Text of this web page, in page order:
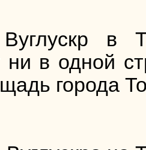
в
ни в одной
города